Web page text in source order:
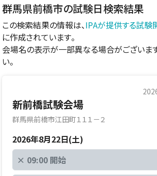
群馬県前橋市の試験日検索結果
この検索結果の情報は、IPAが提供する試験
に作成されています。
会場名の表示が一部異なる場合がございま
い。
新前橋試験会場
群馬県前橋市江田町１１１－２
2026年8月22日(土)
× 09:00 開始